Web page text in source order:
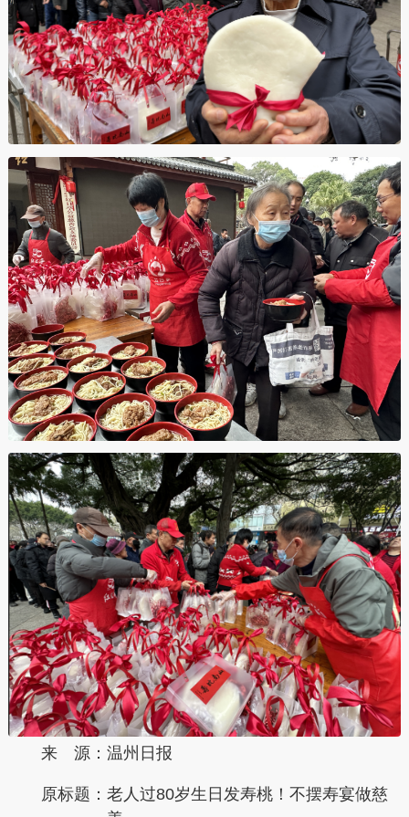
来 源：温州日报
原标题： 老人过80岁生日发寿桃！不摆寿宴做慈